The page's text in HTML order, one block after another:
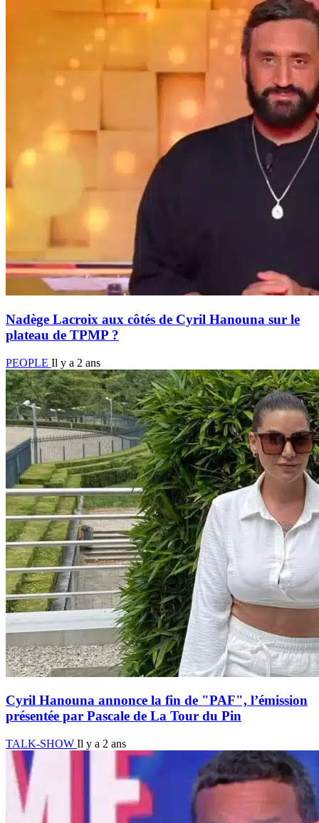
Nadège Lacroix aux côtés de Cyril Hanouna sur le
plateau de TPMP ?
PEOPLE Il y a 2 ans
Cyril Hanouna annonce la fin de "PAF", l’émission
présentée par Pascale de La Tour du Pin
TALK-SHOW Il y a 2 ans